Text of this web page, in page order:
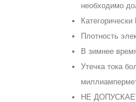
необходимо
Плотность
В зимнее
Утечка тока
НЕ